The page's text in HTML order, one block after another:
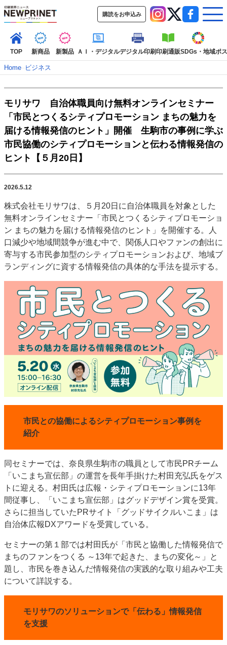
購読をお申込み
TOP 新商品 新製品 ＡＩ・デジタルデジタル印刷印刷通販SDGs・地域ポ
TOP
新着記事 特集記事
動画コンテンツ
インタビュー
コレクション
カテゴリー一覧
新商品 新製品 ＡＩ・デジタル
SDGs・地域
ポストプレス ビジネス イベント 信用情報
業界
市場・統計
特集記事カテゴリー一覧
2022 見える化・MIS特集
特集・デジタル印刷 アイデアで勝負！ ～多様なビジネス・多彩な商材～
JAPAN PACK 2023 特集
中古印刷機・製本機特集
2022 検査・校正特集
特集・デジタル印刷 ～ 新成長軌道を描く
発刊案内
JFPI印刷用語集 印刷機材年鑑
運営
会社案内
購読・購入申し込み
サイトポリシー
お問い合わせ
Home–ビジネス
モリサワ 自治体職員向け無料オンラインセミナー
「市民とつくるシティプロモーション まちの魅力を
届ける情報発信のヒント」開催 生駒市の事例に学ぶ
市民協働のシティプロモーションと伝わる情報発信の
ヒント【５月20日】
2026.5.12
株式会社モリサワは、５月20日に自治体職員を対象とした
無料オンラインセミナー「市民とつくるシティプロモーショ
ン まちの魅力を届ける情報発信のヒント」を開催する。人
口減少や地域間競争が進む中で、関係人口やファンの創出に
寄与する市民参加型のシティプロモーションおよび、地域ブ
ランディングに資する情報発信の具体的な手法を提示する。
市民との協働によるシティプロモーション事例を
紹介
同セミナーでは、奈良県生駒市の職員として市民PRチーム
「いこまち宣伝部」の運営を長年手掛けた村田充弘氏をゲス
トに迎える。村田氏は広報・シティプロモーションに13年
間従事し、「いこまち宣伝部」はグッドデザイン賞を受賞。
さらに担当していたPRサイト「グッドサイクルいこま」は
自治体広報DXアワードを受賞している。
セミナーの第１部では村田氏が「市民と協働した情報発信で
まちのファンをつくる ～13年で起きた、まちの変化～」と
題し、市民を巻き込んだ情報発信の実践的な取り組みや工夫
について詳説する。
モリサワのソリューションで「伝わる」情報発信
を支援